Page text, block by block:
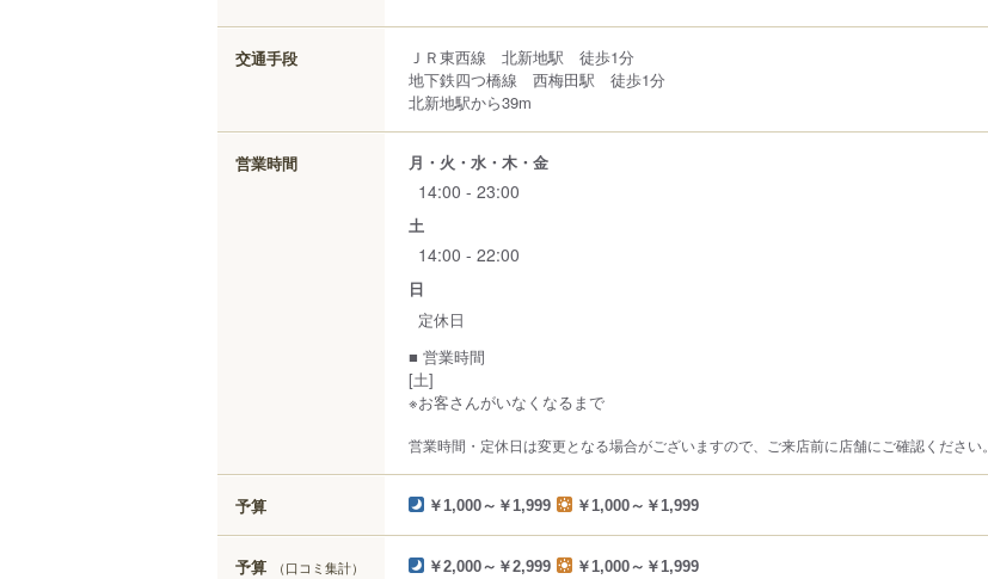
交通手段
ＪＲ東西線 北新地駅 徒歩1分
地下鉄四つ橋線 西梅田駅 徒歩1分
北新地駅から39m
営業時間 月・火・水・木・金
14:00 - 23:00
土
14:00 - 22:00
日
定休日
■ 営業時間
[土]
※お客さんがいなくなるまで
営業時間・定休日は変更となる場合がございますので、ご来店前に店舗にご確認ください。
予算 ￥1,000～￥1,999 ￥1,000～￥1,999
予算 （口コミ集計） ￥2,000～￥2,999 ￥1,000～￥1,999